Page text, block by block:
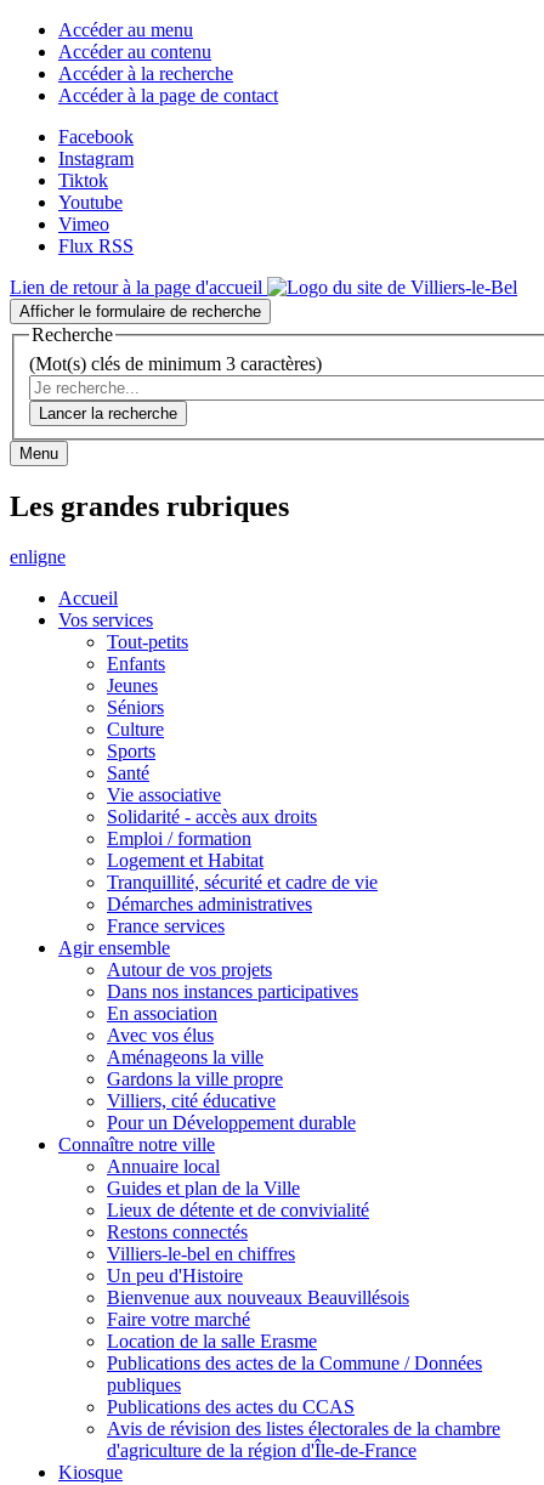
Accéder au menu
Accéder au contenu
Accéder à la recherche
Accéder à la page de contact
Facebook
Instagram
Tiktok
Youtube
Vimeo
Flux RSS
Lien de retour à la page d'accueil
Afficher le formulaire de recherche
Recherche
(Mot(s) clés de minimum 3 caractères)
Lancer la recherche
Menu
Les grandes rubriques
enligne
Accueil
Vos services
Tout-petits
Enfants
Jeunes
Séniors
Culture
Sports
Santé
Vie associative
Solidarité - accès aux droits
Emploi / formation
Logement et Habitat
Tranquillité, sécurité et cadre de vie
Démarches administratives
France services
Agir ensemble
Autour de vos projets
Dans nos instances participatives
En association
Avec vos élus
Aménageons la ville
Gardons la ville propre
Villiers, cité éducative
Pour un Développement durable
Connaître notre ville
Annuaire local
Guides et plan de la Ville
Lieux de détente et de convivialité
Restons connectés
Villiers-le-bel en chiffres
Un peu d'Histoire
Bienvenue aux nouveaux Beauvillésois
Faire votre marché
Location de la salle Erasme
Publications des actes de la Commune / Données
publiques
Publications des actes du CCAS
Avis de révision des listes électorales de la chambre
d'agriculture de la région d'Île-de-France
Kiosque